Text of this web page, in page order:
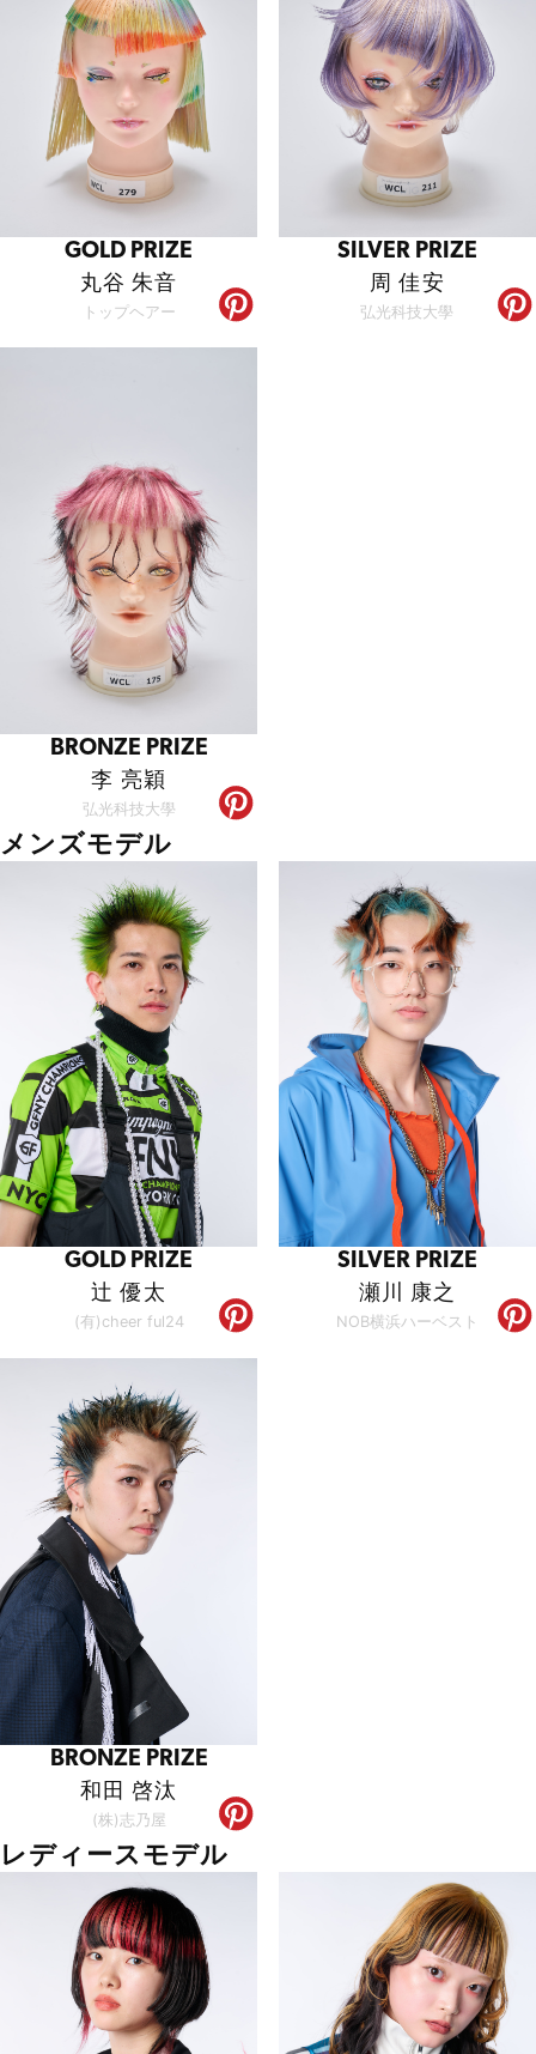
GOLD PRIZE
丸谷 朱音
トップヘアー
SILVER PRIZE
周 佳安
弘光科技大學
BRONZE PRIZE
李 亮穎
弘光科技大學
メンズモデル
GOLD PRIZE
辻 優太
(有)cheer ful24
SILVER PRIZE
瀬川 康之
NOB横浜ハーベスト
BRONZE PRIZE
和田 啓汰
(株)志乃屋
レディースモデル